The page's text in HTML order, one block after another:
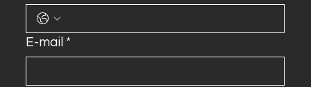
E-mail *